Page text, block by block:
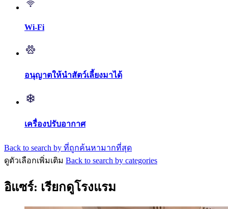
Wi-Fi
อนุญาตให้นำสัตว์เลี้ยงมาได้
เครื่องปรับอากาศ
Back to search by ที่ถูกค้นหามากที่สุด
ดูตัวเลือกเพิ่มเติม Back to search by categories
อิแซร์: เรียกดูโรงแรม